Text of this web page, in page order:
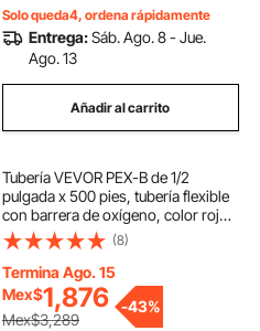
Solo queda4, ordena rápidamente
Entrega:Sáb. Ago. 8 - Jue.
Ago. 13
Añadir al carrito
Tubería VEVOR PEX-B de 1/2
pulgada x 500 pies, tubería flexible
con barrera de oxígeno, color rojo,
para calefacción radiante hidráulica
EVOH por suelo radiante,
aplicaciones de fontanería de agua,
incluye cortador y abrazaderas.
(8)
Termina Ago. 15
Mex$1,876
Mex$3,289
-43%